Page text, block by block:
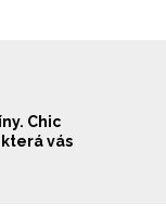
Chic
vás